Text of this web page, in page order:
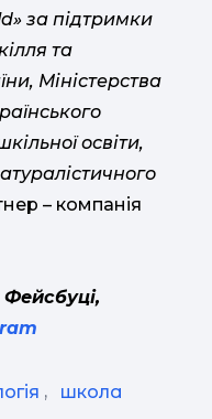
за підтримки
та
Міністерства
освіти,
– компанія
Фейсбуці,
, школа